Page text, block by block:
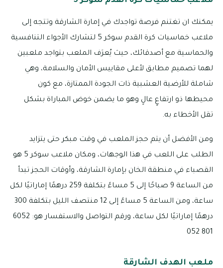
يمكنك ان تغتنم فرصة تواجدك في إمارة الشارقة وتتجه إلى
ملاعب خماسيات كرة القدم سوكر 5 لتشارك الأجواء التنافسية
والحماسية مع أصدقائك، حيث يُعرَف الملعب بتواجد ملعبين
لهما تصميم مطابق لأعلى مقاييس الأمان والسلامة، وهي
شاملة للأرضية العشبية ذات الجودة الممتازة، مع كون
محيطها ذو ارتفاعٍ عالٍ وهو ما يضمن خوض المباراة بشكل
تقل الأخطاء به.
ومن الأفضل أن يتم حجز الملعب في وقت مبكر حتى يتزايد
الطلب على اللعب في هذا الوجهات، ومكان ملاعب سوكر 5 هو
القصباء في منطقة الخان بإمارة الشارقة، وأوقات الحجز تبدأ
من الساعة 9 صباحًا إلى 5 مساءً بتكلفة 259 درهمًا إماراتيًا لكل
ساعة، ومن الساعة 5 مساءً إلى 12 منتصف الليل بتكلفة 300
درهمًا إماراتيًا لكل ساعة، ورقم التواصل والاستفسار هو: 6052
801 052
ملعب الهدف الشارقة